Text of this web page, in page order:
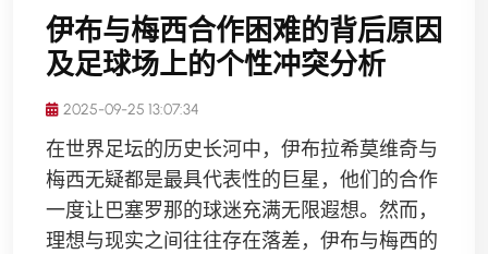
伊布与梅西合作困难的背后原因
及足球场上的个性冲突分析
2025-09-25 13:07:34
在世界足坛的历史长河中，伊布拉希莫维奇与
梅西无疑都是最具代表性的巨星，他们的合作
一度让巴塞罗那的球迷充满无限遐想。然而，
理想与现实之间往往存在落差，伊布与梅西的